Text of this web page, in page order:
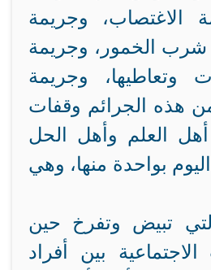
الاغتصاب، وجريمة
شرب الخمور، وجريمة
وتعاطيها، وجريمة
هذه الجرائم وقفات
العلم وأهل الحل
بواحدة منها، وهي
تبيض وتفرخ حين
بين أفراد